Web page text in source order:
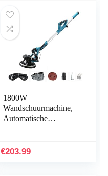
1800W
Wandschuurmachine,
Automatische
Gipsplaatschuurmachin
€203.99